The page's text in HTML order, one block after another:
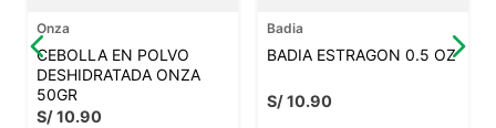
Onza
CEBOLLA EN POLVO
DESHIDRATADA ONZA
50GR
S/10.90
Badia
BADIA ESTRAGON 0.5 OZ
S/10.90